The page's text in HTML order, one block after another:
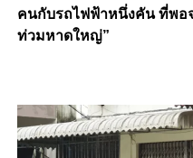
คนกับรถไฟฟ้าหนึ่งคัน ที่พอ
ท่วมหาดใหญ่”